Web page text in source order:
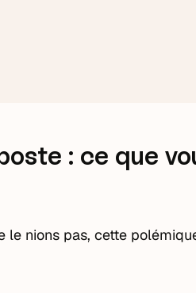
: ce que
le nions pas, cette